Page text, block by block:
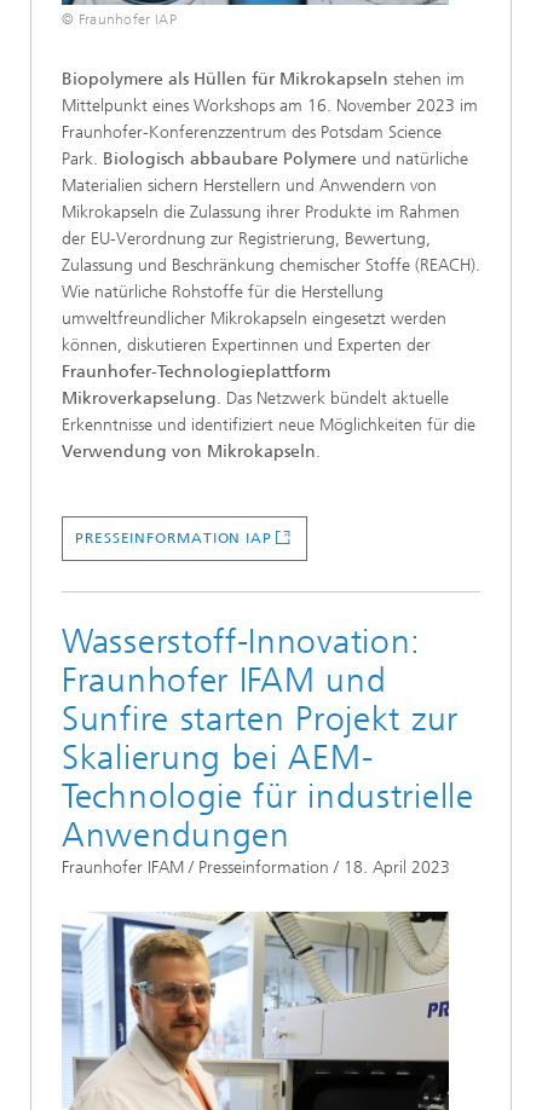
© Fraunhofer IAP
Biopolymere als Hüllen für Mikrokapseln stehen im
Mittelpunkt eines Workshops am 16. November 2023 im
Fraunhofer-Konferenzzentrum des Potsdam Science
Park. Biologisch abbaubare Polymere und natürliche
Materialien sichern Herstellern und Anwendern von
Mikrokapseln die Zulassung ihrer Produkte im Rahmen
der EU-Verordnung zur Registrierung, Bewertung,
Zulassung und Beschränkung chemischer Stoffe (REACH).
Wie natürliche Rohstoffe für die Herstellung
umweltfreundlicher Mikrokapseln eingesetzt werden
können, diskutieren Expertinnen und Experten der
Fraunhofer-Technologieplattform
Mikroverkapselung. Das Netzwerk bündelt aktuelle
Erkenntnisse und identifiziert neue Möglichkeiten für die
Verwendung von Mikrokapseln.
PRESSEINFORMATION IAP
Wasserstoff-Innovation:
Fraunhofer IFAM und
Sunfire starten Projekt zur
Skalierung bei AEM-
Technologie für industrielle
Anwendungen
Fraunhofer IFAM / Presseinformation / 18. April 2023